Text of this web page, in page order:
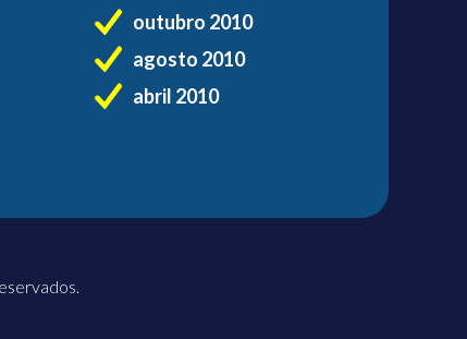
outubro 2010
agosto 2010
abril 2010